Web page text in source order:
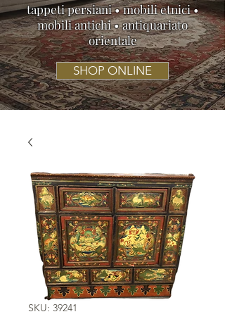
tappeti persiani • mobili etnici •
mobili antichi • antiquariato
orientale
SHOP ONLINE
SKU: 39241